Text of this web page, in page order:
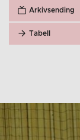
Arkivsending
Tabell